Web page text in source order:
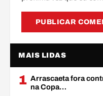
MAIS LIDAS
1 Arrascaeta fora
na Copa…